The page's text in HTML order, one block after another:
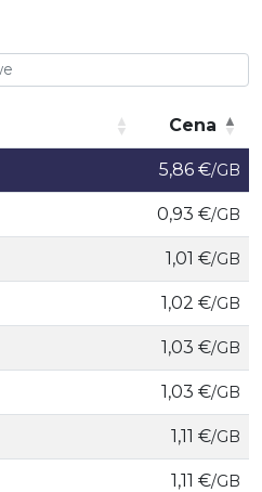
Cena
Cena
5,86 €/GB
0,93 €/GB
1,01 €/GB
1,02 €/GB
1,03 €/GB
1,03 €/GB
1,11 €/GB
1,11 €/GB